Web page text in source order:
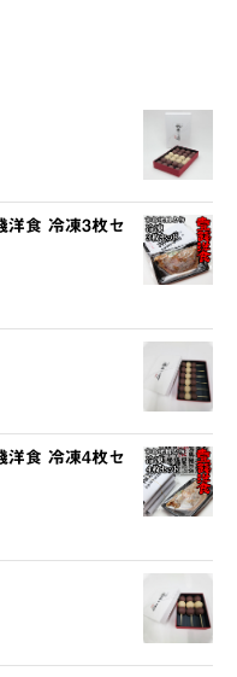
洋食 冷凍3枚セ
洋食 冷凍4枚セ